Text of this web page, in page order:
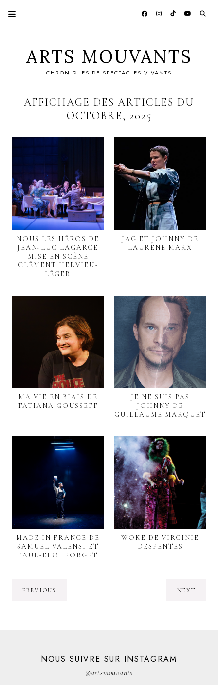
ARTS MOUVANTS
CHRONIQUES DE SPECTACLES VIVANTS
AFFICHAGE DES ARTICLES DU
OCTOBRE, 2025
NOUS LES HÉROS DE
JEAN-LUC LAGARCE
MISE EN SCÈNE
CLÉMENT HERVIEU-
LÉGER
JAG ET JOHNNY DE
LAURÈNE MARX
MA VIE EN BIAIS DE
TATIANA GOUSSEFF
JE NE SUIS PAS
JOHNNY DE
GUILLAUME MARQUET
MADE IN FRANCE DE
SAMUEL VALENSI ET
PAUL-ELOI FORGET
WOKE DE VIRGINIE
DESPENTES
PREVIOUS NEXT
NOUS SUIVRE SUR INSTAGRAM
@artsmouvants